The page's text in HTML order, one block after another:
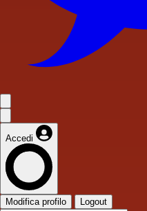
Accedi
Modifica profilo Logout